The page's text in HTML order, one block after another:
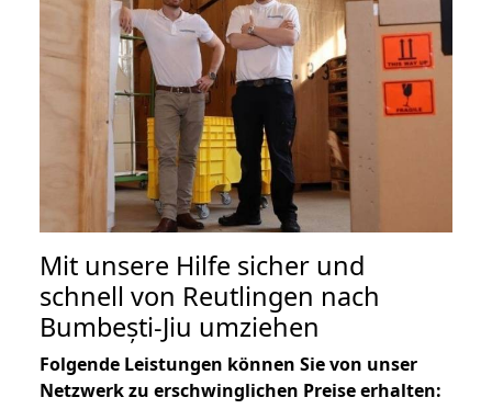
Mit unsere Hilfe sicher und
schnell von Reutlingen nach
Bumbești-Jiu umziehen
Folgende Leistungen können Sie von unser
Netzwerk zu erschwinglichen Preise erhalten: